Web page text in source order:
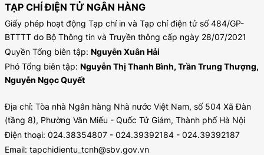
TẠP CHÍ ĐIỆN TỬ NGÂN HÀNG
Giấy phép hoạt động Tạp chí in và Tạp chí điện tử số 484/GP-
BTTTT do Bộ Thông tin và Truyền thông cấp ngày 28/07/2021
Quyền Tổng biên tập: Nguyễn Xuân Hải
Phó Tổng biên tập: Nguyễn Thị Thanh Bình, Trần Trung Thượng,
Nguyễn Ngọc Quyết
Địa chỉ: Tòa nhà Ngân hàng Nhà nước Việt Nam, số 504 Xã Đàn
(tầng 8), Phường Văn Miếu - Quốc Tử Giám, Thành phố Hà Nội
Điện thoại: 024.38354807 - 024.39392184 - 024.39392187
Email: tapchidientu_tcnh@sbv.gov.vn